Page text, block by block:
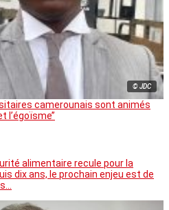
© JDC
camerounais sont animés
l’égoïsme’’
alimentaire recule pour la
dix ans, le prochain enjeu est de